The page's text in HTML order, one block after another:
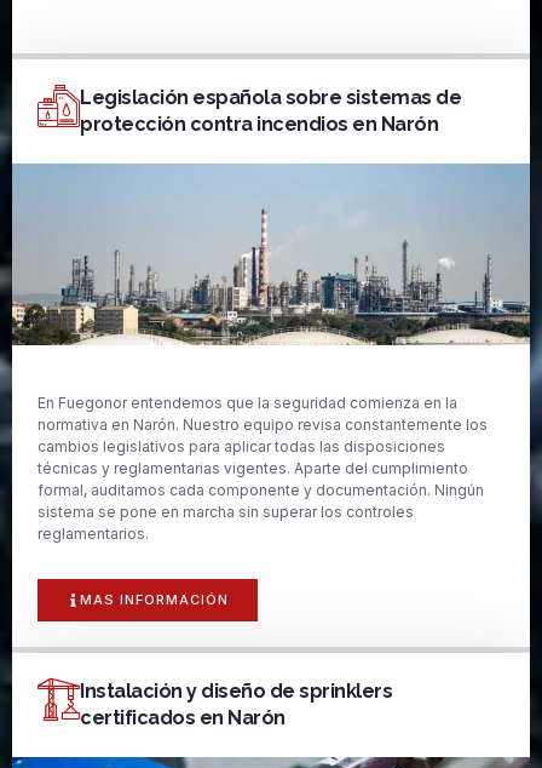
Legislación española sobre sistemas de
protección contra incendios en Narón
En Fuegonor entendemos que la seguridad comienza en la
normativa en Narón. Nuestro equipo revisa constantemente los
cambios legislativos para aplicar todas las disposiciones
técnicas y reglamentarias vigentes. Aparte del cumplimiento
formal, auditamos cada componente y documentación. Ningún
sistema se pone en marcha sin superar los controles
reglamentarios.
MAS INFORMACIÓN
Instalación y diseño de sprinklers
certificados en Narón